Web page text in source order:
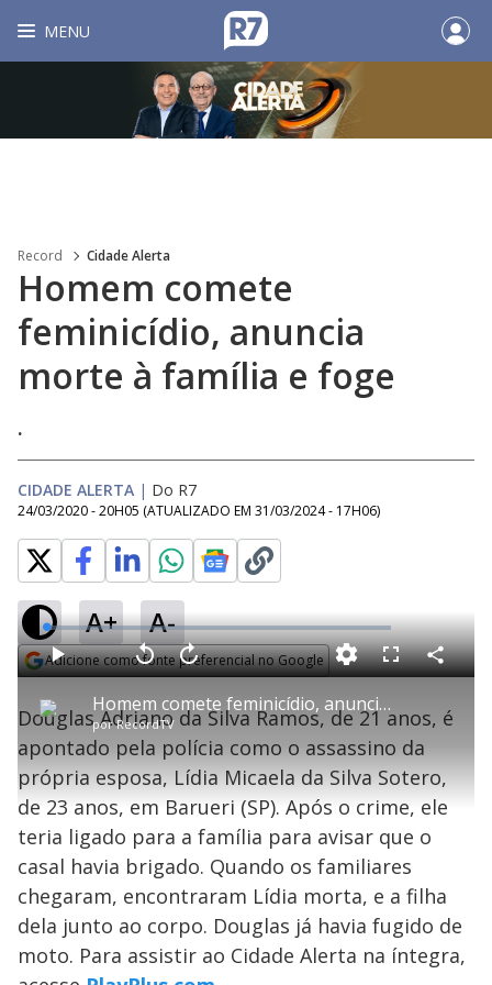
MENU
Record Cidade Alerta
Homem comete
feminicídio, anuncia
morte à família e foge
.
CIDADE ALERTA | Do R7
24/03/2020 - 20H05 (ATUALIZADO EM 31/03/2024 - 17H06)
A+ A-
Adicione como fonte preferencial no Google
P
l
a
y
Homem comete feminicídio, anuncia morte à família e foge
porRecordTV
P V
t
a
r
0
e
g
n
d
s
A
n
ç
a
1
s
e
u
n
o
s
M
u
d
o
L
o
a
d
e
:
1
.
5
0
%
F
s
c
e
n
C
o
r
a
Douglas Adriano da Silva Ramos, de 21 anos, é
apontado pela polícia como o assassino da
própria esposa, Lídia Micaela da Silva Sotero,
de 23 anos, em Barueri (SP). Após o crime, ele
teria ligado para a família para avisar que o
casal havia brigado. Quando os familiares
chegaram, encontraram Lídia morta, e a filha
dela junto ao corpo. Douglas já havia fugido de
moto. Para assistir ao Cidade Alerta na íntegra,